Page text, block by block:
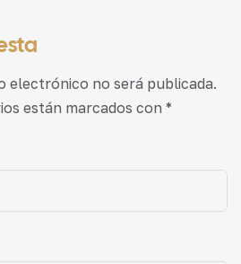
electrónico no será publicada.
están marcados con *